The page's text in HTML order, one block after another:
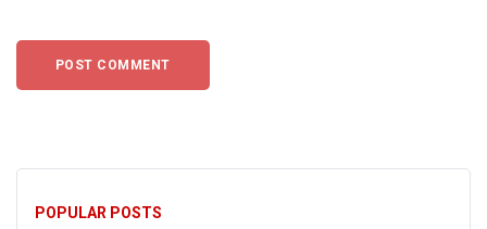
POPULAR POSTS